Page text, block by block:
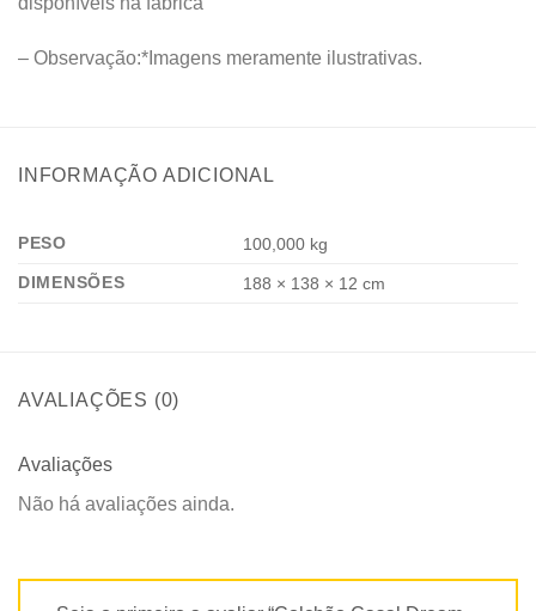
– Observação:*Imagens meramente ilustrativas.
INFORMAÇÃO ADICIONAL
PESO
100,000 kg
DIMENSÕES
188 × 138 × 12 cm
AVALIAÇÕES (0)
Avaliações
Não há avaliações ainda.